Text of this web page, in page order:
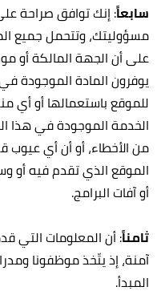
سابعاً: إنك توافق صراحة
مسؤوليتك، وتتحمل جميع
على أن الجهة المالكة أو
يوفرون المادة الموجودة
للموقع باستعمالها أو أي
الخدمة الموجودة في هذا
من الأخطاء، أو أن أي
الموقع الذي تقدم فيه أو
أو آفات البرامج.
ثامناً: أن المعلومات التي
آمنة، إذ يتّخذ موظفونا
المبدأ.‏